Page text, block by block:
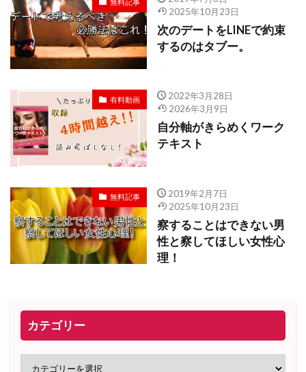
無料記事
2025年10月23日
次のデートをLINEで約束
するのはタブー。
有料動画
2022年3月28日
2026年3月9日
自分軸がきらめくワーク
テキスト
無料記事
2019年2月7日
2025年10月23日
察することはできない男
性と察してほしい女性心
理！
カテゴリー